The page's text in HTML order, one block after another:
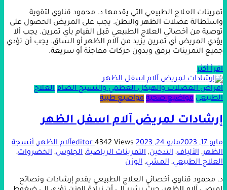
تمرينات العلاج الطبيعي التي يقدمها د. محمود قناوي لتقوية
واستطالة عضلات الظهر والبطن. يجب على المريض الحصول على
توصية من أخصائي العلاج الطبيعي قبل القيام بأي تمرين. يجب ألا
يؤدي المريض أي تمرين يزيد من آلام الظهر أو الساق. يجب أن تؤدي
جميع التمرينات برفق وبدون حركات مفاجئة أو سريعة.
اقرأ أكثر
أمراض العضلات والهيكل العظمي والنسيج الضام العلاج
الطبيعي مواضيع صحية مواضيع طبية
إرشادات لمريض آلام اسفل الظهر
مايو 17, 2023 مايو 24, 2023 editor4342 Views آلام الظهر, أنسجة
الظهر, الألياف, التدخين, التمرينات الرياضية, الجلوس, الخضروات,
العلاج الطبيعي, المشي, الوزن
د. محمود قناوي أخصائي العلاج الطبيعي يقدم إرشادات ونصائح